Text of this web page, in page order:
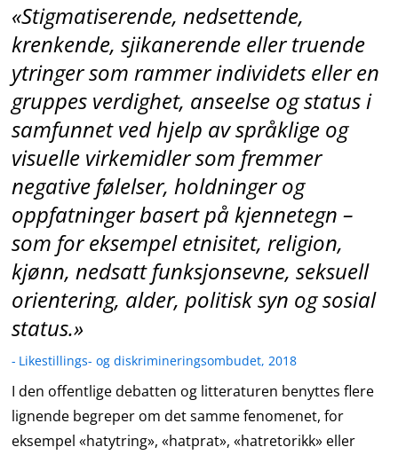
Stigmatiserende, nedsettende,
krenkende, sjikanerende eller truende
ytringer som rammer individets eller en
gruppes verdighet, anseelse og status i
samfunnet ved hjelp av språklige og
visuelle virkemidler som fremmer
negative følelser, holdninger og
oppfatninger basert på kjennetegn –
som for eksempel etnisitet, religion,
kjønn, nedsatt funksjonsevne, seksuell
orientering, alder, politisk syn og sosial
status.
Likestillings- og diskrimineringsombudet, 2018
I den offentlige debatten og litteraturen benyttes flere
lignende begreper om det samme fenomenet, for
eksempel «hatytring», «hatprat», «hatretorikk» eller